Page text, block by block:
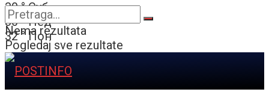
30 ° Суб
30 ° Нед
32 ° Пон
Nema rezultata
Pogledaj sve rezultate